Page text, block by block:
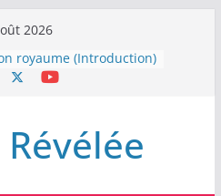
2026
royaume (Introduction)
DANS LA LUMIÈRE
DE DIEU